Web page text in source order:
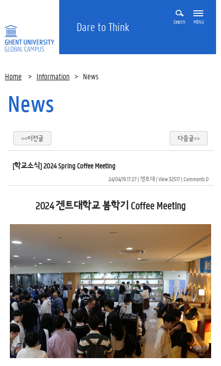
Dare to Think Search MENU
Home > Information > News
News
<<이전글 다음글>>
[학교소식] 2024 Spring Coffee Meeting
24/04/19 17:27| 겐트대| View 32517| Comments 0
2024 겐트대학교 봄학기 Coffee Meeting